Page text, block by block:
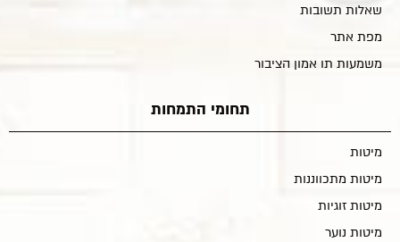
שאלות תשובות
מפת אתר
משמעות תו אמון הציבור
תחומי התמחות
מיטות
מיטות מתכווננות
מיטות זוגיות
מיטות נוער